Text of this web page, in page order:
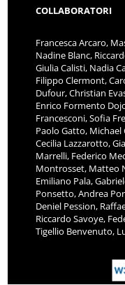
COLLABORATORI
Francesca Arcaro,
Nadine Blanc,
Giulia Calisti, Nadia
Filippo Clermont,
Dufour, Christian
Enrico Formento
Francesconi, Sofia
Paolo Gatto, Michael
Cecilia Lazzarotto,
Marrelli, Federico
Montrosset, Matteo
Emiliano Pala,
Ponsetto, Andrea
Deniel Pession,
Riccardo Savoye,
Tigellio Benvenuto,